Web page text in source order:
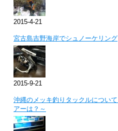
2015-4-21
宮古島吉野海岸でシュノーケリング
2015-9-21
沖縄のメッキ釣りタックルについ
アーは？～